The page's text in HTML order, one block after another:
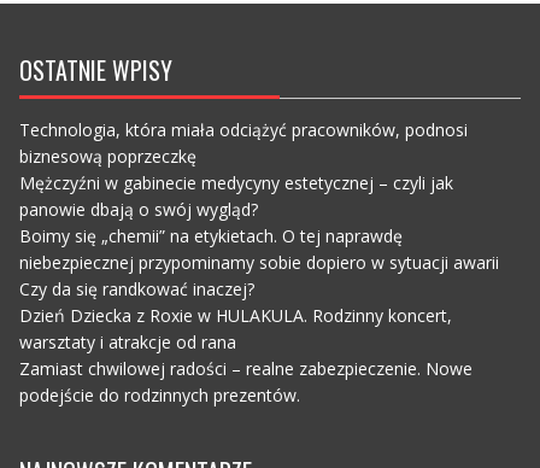
OSTATNIE WPISY
Technologia, która miała odciążyć pracowników, podnosi
biznesową poprzeczkę
Mężczyźni w gabinecie medycyny estetycznej – czyli jak
panowie dbają o swój wygląd?
Boimy się „chemii” na etykietach. O tej naprawdę
niebezpiecznej przypominamy sobie dopiero w sytuacji awarii
Czy da się randkować inaczej?
Dzień Dziecka z Roxie w HULAKULA. Rodzinny koncert,
warsztaty i atrakcje od rana
Zamiast chwilowej radości – realne zabezpieczenie. Nowe
podejście do rodzinnych prezentów.